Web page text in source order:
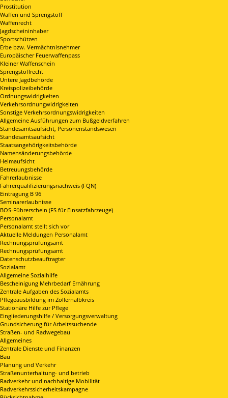
Prostitution
Waffen und Sprengstoff
Waffenrecht
Jagdscheininhaber
Sportschützen
Erbe bzw. Vermächtnisnehmer
Europäischer Feuerwaffenpass
Kleiner Waffenschein
Sprengstoffrecht
Untere Jagdbehörde
Kreispolizeibehörde
Ordnungswidrigkeiten
Verkehrsordnungwidrigkeiten
Sonstige Verkehrsordnungswidrigkeiten
Allgemeine Ausführungen zum Bußgeldverfahren
Standesamtsaufsicht, Personenstandswesen
Standesamtsaufsicht
Staatsangehörigkeitsbehörde
Namensänderungsbehörde
Heimaufsicht
Betreuungsbehörde
Fahrerlaubnisse
Fahrerqualifizierungsnachweis (FQN)
Eintragung B 96
Seminarerlaubnisse
BOS-Führerschein (FS für Einsatzfahrzeuge)
Personalamt
Personalamt stellt sich vor
Aktuelle Meldungen Personalamt
Rechnungsprüfungsamt
Rechnungsprüfungsamt
Datenschutzbeauftragter
Sozialamt
Allgemeine Sozialhilfe
Bescheinigung Mehrbedarf Ernährung
Zentrale Aufgaben des Sozialamts
Pflegeausbildung im Zollernalbkreis
Stationäre Hilfe zur Pflege
Eingliederungshilfe / Versorgungsverwaltung
Grundsicherung für Arbeitssuchende
Straßen- und Radwegebau
Allgemeines
Zentrale Dienste und Finanzen
Bau
Planung und Verkehr
Straßenunterhaltung- und betrieb
Radverkehr und nachhaltige Mobilität
Radverkehrssicherheitskampagne